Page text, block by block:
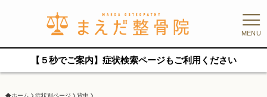
MENU
【５秒でご案内】症状検索ページもご利用ください
ホーム 症状別ページ 背中